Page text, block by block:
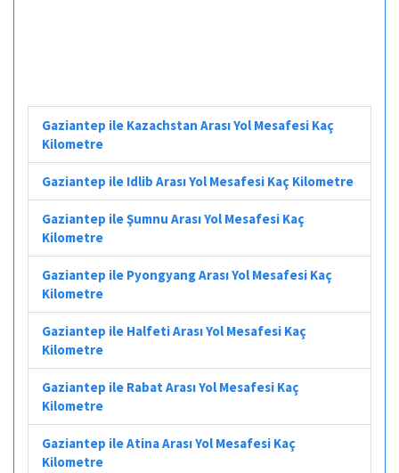
Gaziantep ile Kazachstan Arası Yol Mesafesi Kaç
Kilometre
Gaziantep ile Idlib Arası Yol Mesafesi Kaç Kilometre
Gaziantep ile Şumnu Arası Yol Mesafesi Kaç
Kilometre
Gaziantep ile Pyongyang Arası Yol Mesafesi Kaç
Kilometre
Gaziantep ile Halfeti Arası Yol Mesafesi Kaç
Kilometre
Gaziantep ile Rabat Arası Yol Mesafesi Kaç
Kilometre
Gaziantep ile Atina Arası Yol Mesafesi Kaç
Kilometre